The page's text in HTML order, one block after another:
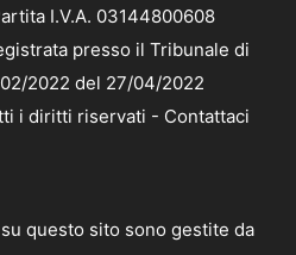
I.V.A. 03144800608
presso il Tribunale di
2022 del 27/04/2022
i diritti riservati - Contattaci
questo sito sono gestite da